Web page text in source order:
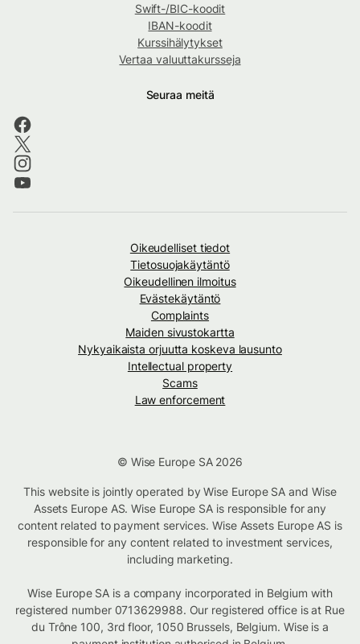
Swift-/BIC-koodit
IBAN-koodit
Kurssihälytykset
Vertaa valuuttakursseja
Seuraa meitä
Oikeudelliset tiedot
Tietosuojakäytäntö
Oikeudellinen ilmoitus
Evästekäytäntö
Complaints
Maiden sivustokartta
Nykyaikaista orjuutta koskeva lausunto
Intellectual property
Scams
Law enforcement
© Wise Europe SA 2026
This website is jointly operated by Wise Europe SA and Wise
Assets Europe AS. Wise Europe SA is responsible for any
content related to payment services. Wise Assets Europe AS is
responsible for any content related to investment services,
including marketing.
Wise Europe SA is a company incorporated in Belgium with
registered number 0713629988. Our registered office is at Rue
du Trône 100, 3rd floor, 1050 Brussels, Belgium. Wise is a